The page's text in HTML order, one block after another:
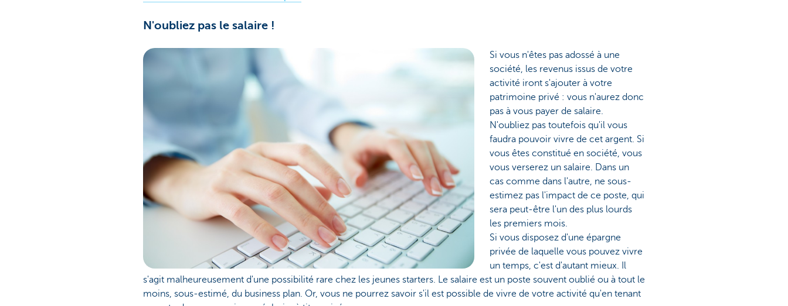
N'oubliez pas le salaire !
Si vous n'êtes pas adossé à une
société, les revenus issus de votre
activité iront s'ajouter à votre
patrimoine privé : vous n'aurez donc
pas à vous payer de salaire.
N'oubliez pas toutefois qu'il vous
faudra pouvoir vivre de cet argent. Si
vous êtes constitué en société, vous
vous verserez un salaire. Dans un
cas comme dans l'autre, ne sous-
estimez pas l'impact de ce poste, qui
sera peut-être l'un des plus lourds
les premiers mois.
Si vous disposez d'une épargne
privée de laquelle vous pouvez vivre
un temps, c'est d'autant mieux. Il
s'agit malheureusement d'une possibilité rare chez les jeunes starters. Le salaire est un poste souvent oublié ou à tout le
moins, sous-estimé, du business plan. Or, vous ne pourrez savoir s'il est possible de vivre de votre activité qu'en tenant